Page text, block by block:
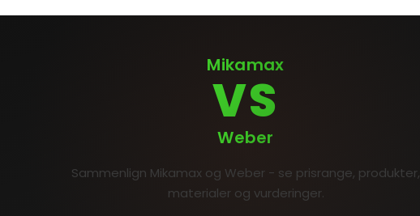
Mikamax
VS
Weber
Sammenlign Mikamax og Weber - se prisrange, produkter,
materialer og vurderinger.